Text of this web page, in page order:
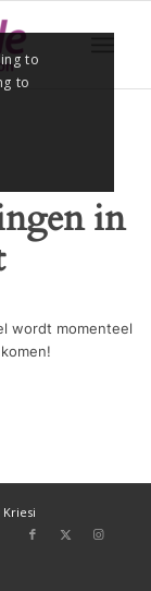
in
wordt momenteel
to
to